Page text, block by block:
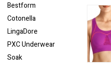
Bestform
Cotonella
LingaDore
PXC Underwear
Soak